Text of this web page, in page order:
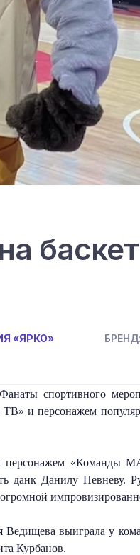
«ЯРКО» БРЕНД:
спортивного
и персонажем
«Команды
Данилу Певневу.
выиграла у
Курбанов.